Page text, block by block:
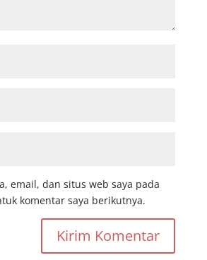
email, dan situs web saya pada
komentar saya berikutnya.